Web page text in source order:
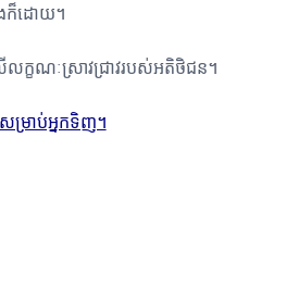
ងក៏ដោយ។
ខណៈស្រាវជ្រាវរបស់អតិថិជន។
រាប់អ្នកទិញ។